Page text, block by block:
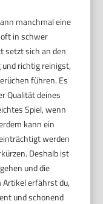
manchmal eine
in schwer
setzt sich an den
richtig reinigst,
führen. Es
Qualität deines
Spiel, wenn
kann ein
werden
Deshalb ist
und die
Artikel erfährst du,
und schonend